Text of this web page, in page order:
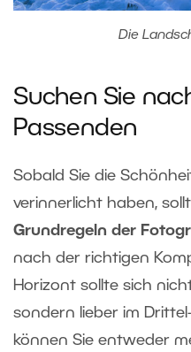
Die
Suchen Sie
Passenden
Sobald Sie die
verinnerlicht haben,
Grundregeln der
nach der richtigen
Horizont sollte sich
sondern lieber im
können Sie entweder